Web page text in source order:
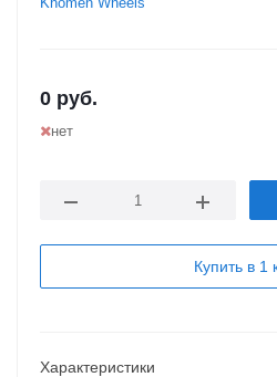
0 руб.
нет
Купить в 1
Характеристики